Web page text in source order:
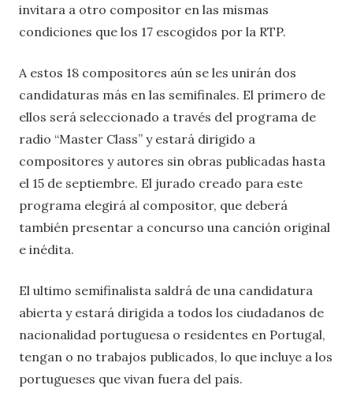
invitara a otro compositor en las mismas
condiciones que los 17 escogidos por la RTP.
A estos 18 compositores aún se les unirán dos
candidaturas más en las semifinales. El primero de
ellos será seleccionado a través del programa de
radio “Master Class” y estará dirigido a
compositores y autores sin obras publicadas hasta
el 15 de septiembre. El jurado creado para este
programa elegirá al compositor, que deberá
también presentar a concurso una canción original
e inédita.
El ultimo semifinalista saldrá de una candidatura
abierta y estará dirigida a todos los ciudadanos de
nacionalidad portuguesa o residentes en Portugal,
tengan o no trabajos publicados, lo que incluye a los
portugueses que vivan fuera del país.